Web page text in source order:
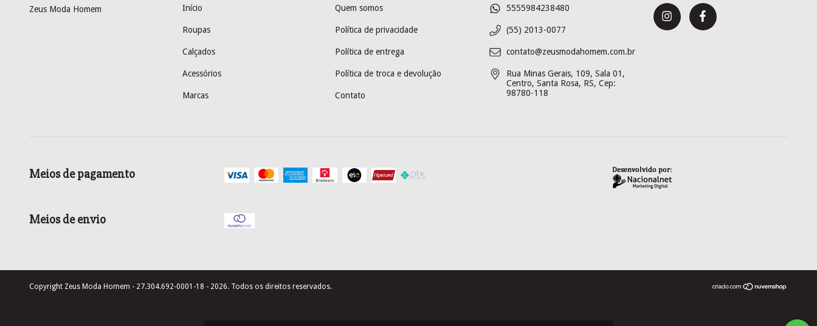
Zeus Moda Homem Início
Roupas
Calçados
Acessórios
Marcas
Quem somos
Política de privacidade
Política de entrega
Política de troca e devolução
Contato
5555984238480
(55) 2013-0077
contato@zeusmodahomem.com.br
Rua Minas Gerais, 109, Sala 01,
Centro, Santa Rosa, RS, Cep:
98780-118
Meios de pagamento
Meios de envio
Copyright Zeus Moda Homem - 27.304.692-0001-18 - 2026. Todos os direitos reservados.